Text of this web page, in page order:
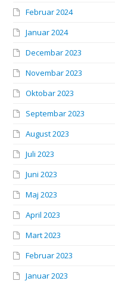
Februar 2024
Januar 2024
Decembar 2023
Novembar 2023
Oktobar 2023
Septembar 2023
August 2023
Juli 2023
Juni 2023
Maj 2023
April 2023
Mart 2023
Februar 2023
Januar 2023